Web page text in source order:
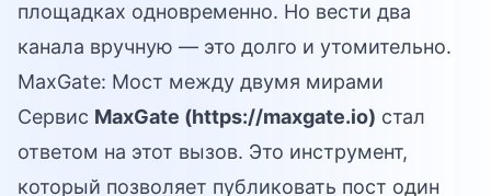
площадках одновременно. Но вести два
канала вручную — это долго и утомительно.
MaxGate: Мост между двумя мирами
Сервис MaxGate (https://maxgate.io) стал
ответом на этот вызов. Это инструмент,
который позволяет публиковать пост один